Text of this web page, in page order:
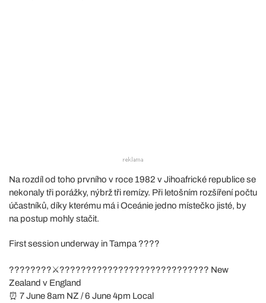
Na rozdíl od toho prvního v roce 1982 v Jihoafrické republice se
nekonaly tři porážky, nýbrž tři remízy. Při letošním rozšíření počtu
účastníků, díky kterému má i Oceánie jedno místečko jisté, by
na postup mohly stačit.
First session underway in Tampa ????
????????⚔️???????????????????????????? New
Zealand v England
⏰ 7 June 8am NZ / 6 June 4pm Local